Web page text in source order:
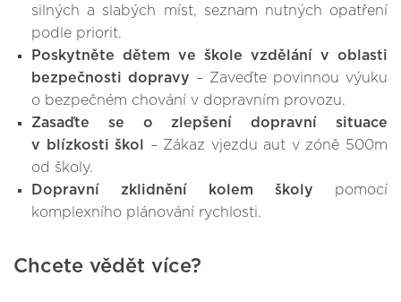
silných a slabých míst, seznam nutných opatření
podle priorit.
Poskytněte dětem ve škole vzdělání v oblasti
bezpečnosti dopravy – Zaveďte povinnou výuku
o bezpečném chování v dopravním provozu.
Zasaďte se o zlepšení dopravní situace
v blízkosti škol
– Zákaz vjezdu aut v zóně 500m
od školy.
Dopravní zklidnění kolem školy pomocí
komplexního plánování rychlosti.
Chcete vědět více?